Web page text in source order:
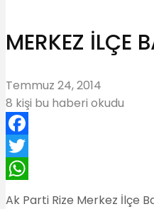
MERKEZ İLÇE
Temmuz 24, 2014
8 kişi bu haberi okudu
Facebook
Twitter
Ak Parti Rize Merkez İlçe